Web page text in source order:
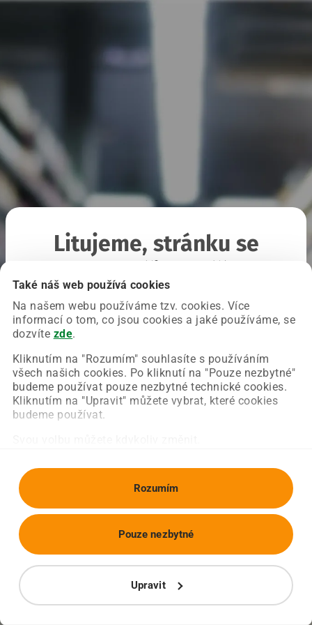
Také náš web používá cookies
Na našem webu používáme tzv. cookies. Více
informací o tom, co jsou cookies a jaké používáme, se
dozvíte zde.
Kliknutím na "Rozumím" souhlasíte s používáním
všech našich cookies. Po kliknutí na "Pouze nezbytné"
budeme používat pouze nezbytné technické cookies.
Kliknutím na "Upravit" můžete vybrat, které cookies
budeme používat.
Rozumím
Upravit
Pouze nezbytné
Litujeme, stránku se
Chyba nastala na naší straně a už ji opravujeme.
Zkuste prosím znovu načíst požadovanou stránku.
Obnovit stránku Úvodní strana